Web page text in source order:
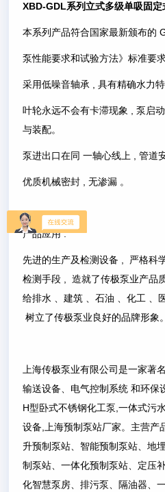
XBD-GDL系列立式多级单吸固定
本系列产品符合国家最新颁布的
泵性能要求和试验方法》标准要求
采用低噪音轴承 , 具有精确水力
叶轮永远不会有卡滞现象 , 泵启
与装配。
泵进出口在同 一轴心线上 , 管道
优质机械密封 , 无渗漏 。
产品应用 :
先进的生产及检测设备 , 严格科
检测手段 , 造就了传极泵业产品
给排水 、建筑 、石油 、化工 、
树立了传极泵业良好的品牌形象。
上海传极泵业有限公司是一家著
输送设备、电气控制系统 和环保
H型卧式不锈钢化工泵,一体式污
设备,上海预制泵站厂家。主营产
升预制泵站、智能预制泵站、地
制泵站、一体化预制泵站、定压
化智慧泵房、排污泵、隔油器、